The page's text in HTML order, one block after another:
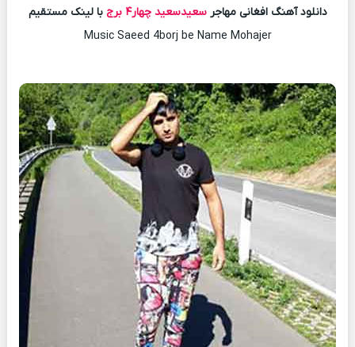
دانلود آهنگ افغانی مهاجرسعیدسعید چهار۴ برج
با لینک مستقیم
Music Saeed 4borj be Name Mohajer